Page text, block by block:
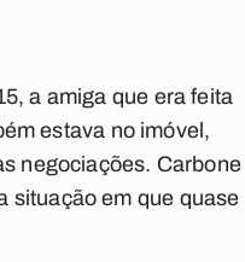
a amiga que era feita
estava no imóvel,
negociações. Carbone
situação em que quase